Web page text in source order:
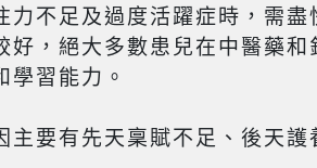
不足及過度活躍症時，需
好，絕大多數患兒在中醫藥
學習能力。
要有先天稟賦不足、後天